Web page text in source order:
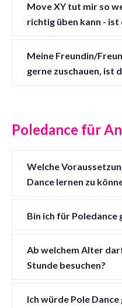
Move XY tut mir so
richtig üben kann - ist
Meine Freundin/
gerne zuschauen, ist
Poledance für
Welche
Dance lernen zu
Bin ich für Poledance
Ab welchem Alter
Stunde besuchen?
Ich würde Pole